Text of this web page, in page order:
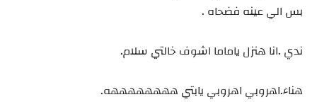
بس الي عينه فضحاه .
ندي .انا هنزل ياماما اشوف خالتي سلام.
هناء.اهروبي اهروبي يابتي ههههههههه.